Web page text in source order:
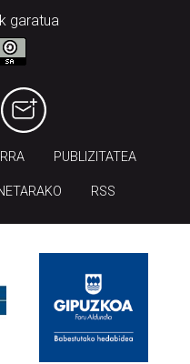
garatua
PUBLIZITATEA
RSS